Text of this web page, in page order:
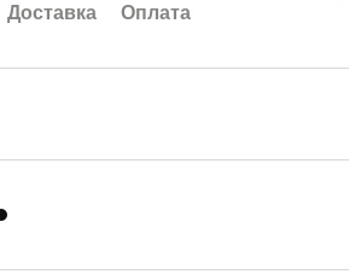
Доставка Оплата